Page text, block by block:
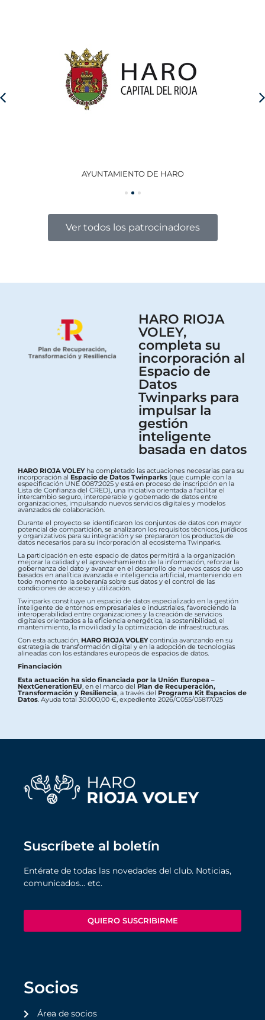
AYUNTAMIENTO DE HARO
Ver todos los patrocinadores
HARO RIOJA
VOLEY,
completa su
incorporación al
Espacio de
Datos
Twinparks para
impulsar la
gestión
inteligente
basada en datos
HARO RIOJA VOLEYha completado las actuaciones necesarias para su
incorporación al Espacio de Datos Twinparks (que cumple con la
especificación UNE 0087:2025 y está en proceso de inscripción en la
Lista de Confianza del CRED), una iniciativa orientada a facilitar el
intercambio seguro, interoperable y gobernado de datos entre
organizaciones, impulsando nuevos servicios digitales y modelos
avanzados de colaboración.
Durante el proyecto se identificaron los conjuntos de datos con mayor
potencial de compartición, se analizaron los requisitos técnicos, jurídicos
y organizativos para su integración y se prepararon los productos de
datos necesarios para su incorporación al ecosistema Twinparks.
La participación en este espacio de datos permitirá a la organización
mejorar la calidad y el aprovechamiento de la información, reforzar la
gobernanza del dato y avanzar en el desarrollo de nuevos casos de uso
basados en analítica avanzada e inteligencia artificial, manteniendo en
todo momento la soberanía sobre sus datos y el control de las
condiciones de acceso y utilización.
Twinparks constituye un espacio de datos especializado en la gestión
inteligente de entornos empresariales e industriales, favoreciendo la
interoperabilidad entre organizaciones y la creación de servicios
digitales orientados a la eficiencia energética, la sostenibilidad, el
mantenimiento, la movilidad y la optimización de infraestructuras.
Con esta actuación, HARO RIOJA VOLEYcontinúa avanzando en su
estrategia de transformación digital y en la adopción de tecnologías
alineadas con los estándares europeos de espacios de datos.
Financiación
Esta actuación ha sido financiada por la Unión Europea –
NextGenerationEU , en el marco delPlan de Recuperación,
Transformación y Resiliencia , a través del Programa Kit Espacios de
Datos . Ayuda total 30.000,00 €, expediente 2026/C055/05817025
Suscríbete al boletín
Entérate de todas las novedades del club. Noticias,
comunicados… etc.
QUIERO SUSCRIBIRME
Socios
Área de socios